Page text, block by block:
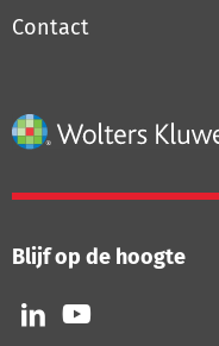
Contact
Blijf op de hoogte
Volg
ons
Volg
ons